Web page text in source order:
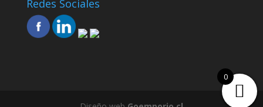
Redes Sociales
0